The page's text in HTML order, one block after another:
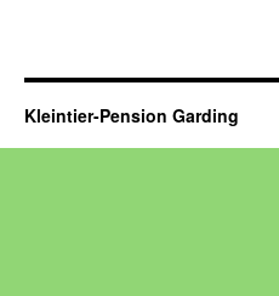
Kleintier-Pension Garding